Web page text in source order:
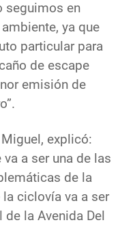
seguimos en
ya que
particular para
de escape
emisión de
explicó:
a ser una de las
de la
ciclovía va a ser
la Avenida Del